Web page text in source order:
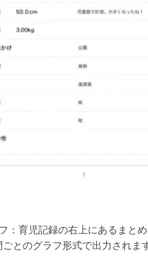
：育児記録の右上にあるまとめ
とのグラフ形式で出力されます